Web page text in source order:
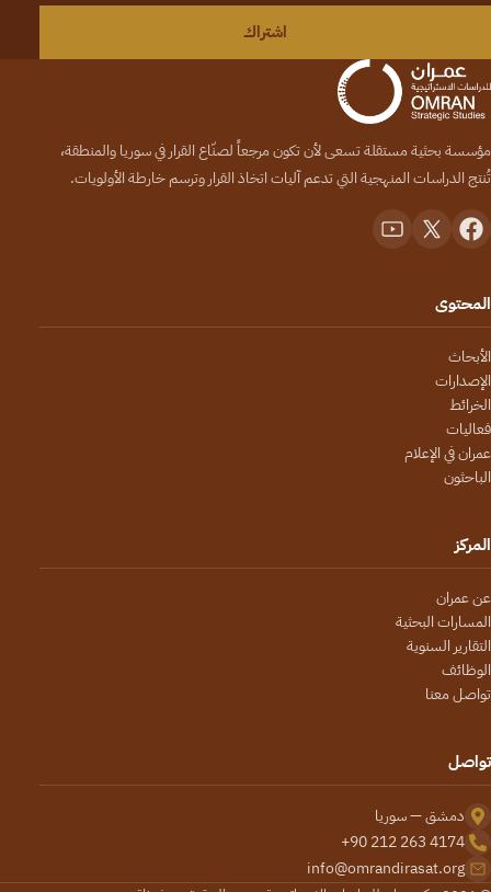
اشتراك
مؤسسة بحثية مستقلة تسعى لأن تكون مرجعاً لصنّاع القرار في سوريا والمنطقة،
تُنتج الدراسات المنهجية التي تدعم آليات اتخاذ القرار وترسم خارطة الأولويات.
المحتوى
الأبحاث
الإصدارات
الخرائط
فعاليات
عمران في الإعلام
الباحثون
المركز
عن عمران
المسارات البحثية
التقارير السنوية
الوظائف
تواصل معنا
تواصل
دمشق — سوريا
+90 212 263 4174
info@omrandirasat.org